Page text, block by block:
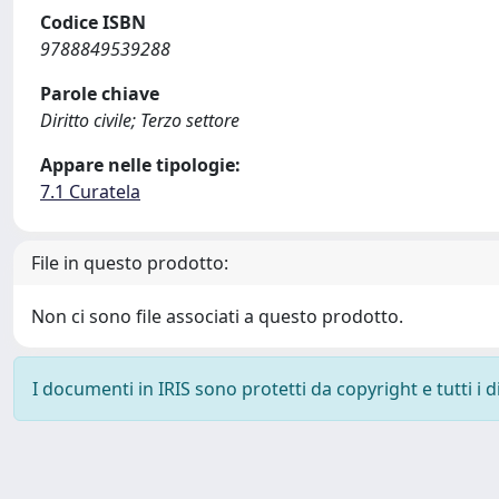
Codice ISBN
9788849539288
Parole chiave
Diritto civile; Terzo settore
Appare nelle tipologie:
7.1 Curatela
File in questo prodotto:
Non ci sono file associati a questo prodotto.
I documenti in IRIS sono protetti da copyright e tutti i